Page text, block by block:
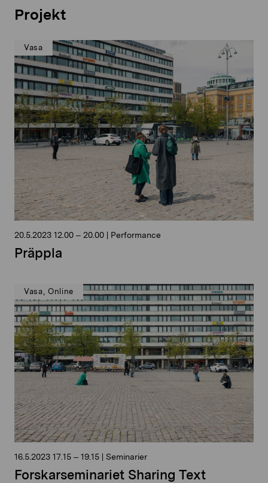
Projekt
Vasa
20.5.2023 12.00 – 20.00 | Performance
Präppla
Vasa, Online
16.5.2023 17.15 – 19.15 | Seminarier
Forskarseminariet Sharing Text